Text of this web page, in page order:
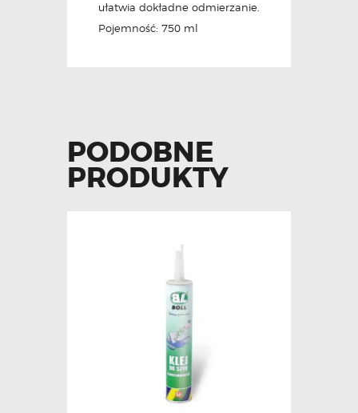
ułatwia dokładne odmierzanie.
Pojemność: 750 ml
PODOBNE
PRODUKTY